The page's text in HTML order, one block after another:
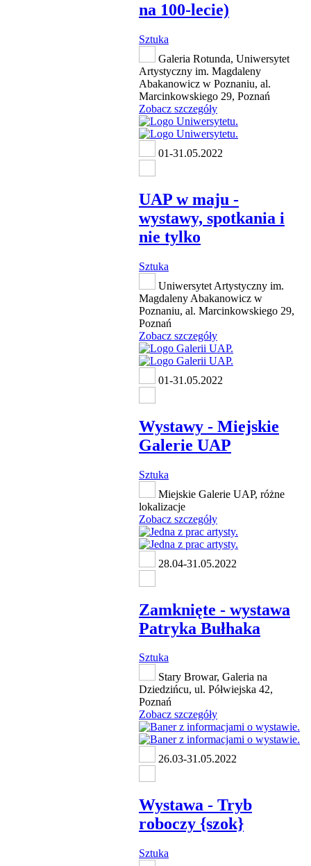
na 100-lecie)
Sztuka
Galeria Rotunda, Uniwersytet
Artystyczny im. Magdaleny
Abakanowicz w Poznaniu, al.
Marcinkowskiego 29, Poznań
Zobacz szczegóły
01-31.05.2022
UAP w maju -
wystawy, spotkania i
nie tylko
Sztuka
Uniwersytet Artystyczny im.
Magdaleny Abakanowicz w
Poznaniu, al. Marcinkowskiego 29,
Poznań
Zobacz szczegóły
01-31.05.2022
Wystawy - Miejskie
Galerie UAP
Sztuka
Miejskie Galerie UAP, różne
lokalizacje
Zobacz szczegóły
28.04-31.05.2022
Zamknięte - wystawa
Patryka Bułhaka
Sztuka
Stary Browar, Galeria na
Dziedzińcu, ul. Półwiejska 42,
Poznań
Zobacz szczegóły
26.03-31.05.2022
Wystawa - Tryb
roboczy {szok}
Sztuka